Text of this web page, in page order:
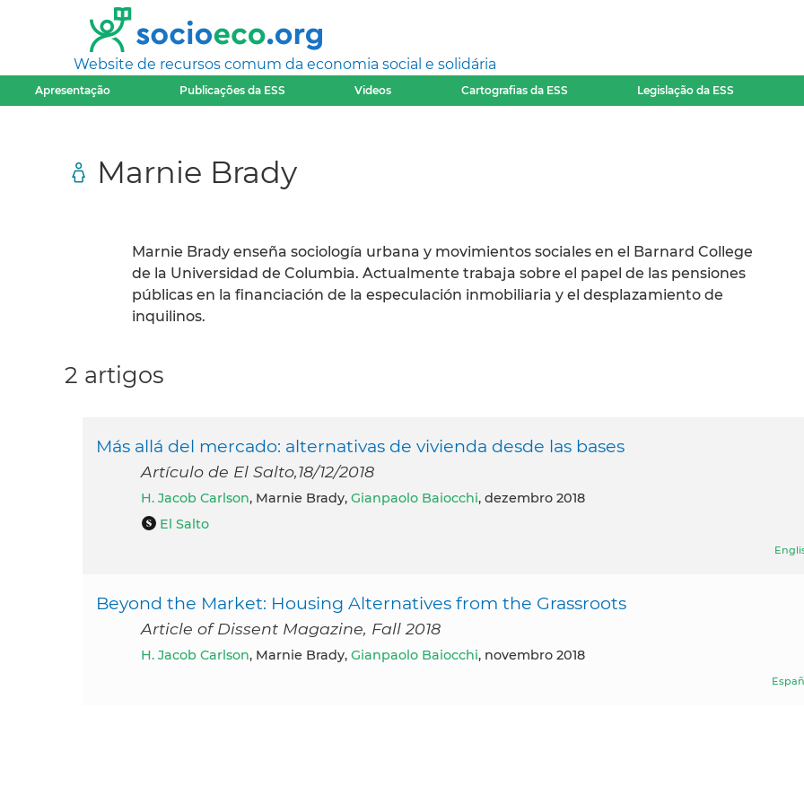
Website de recursos comum da economia social e solidária
Apresentação Publicações da ESS Videos Cartografias da ESS Legislação da ESS
Marnie Brady
Marnie Brady enseña sociología urbana y movimientos sociales en el Barnard College
de la Universidad de Columbia. Actualmente trabaja sobre el papel de las pensiones
públicas en la financiación de la especulación inmobiliaria y el desplazamiento de
inquilinos.
2 artigos
Más allá del mercado: alternativas de vivienda desde las bases
Artículo de El Salto,18/12/2018
H. Jacob Carlson, Marnie Brady, Gianpaolo Baiocchi, dezembro 2018
El Salto
Beyond the Market: Housing Alternatives from the Grassroots
Article of Dissent Magazine, Fall 2018
H. Jacob Carlson, Marnie Brady, Gianpaolo Baiocchi, novembro 2018